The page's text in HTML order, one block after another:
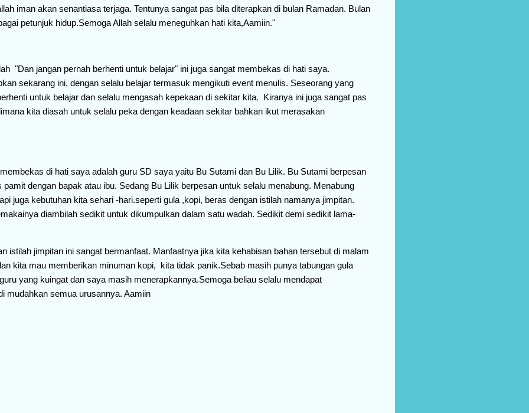
iman akan senantiasa terjaga. Tentunya sangat pas bila diterapkan di bulan Ramadan. Bulan
petunjuk hidup.Semoga Allah selalu meneguhkan hati kita,Aamiin."
"Dan jangan pernah berhenti untuk belajar" ini juga sangat membekas di hati saya.
sekarang ini, dengan selalu belajar termasuk mengikuti event menulis. Seseorang yang
untuk belajar dan selalu mengasah kepekaan di sekitar kita. Kiranya ini juga sangat pas
kita diasah untuk selalu peka dengan keadaan sekitar bahkan ikut merasakan
di hati saya adalah guru SD saya yaitu Bu Sutami dan Bu Lilik. Bu Sutami berpesan
pamit dengan bapak atau ibu. Sedang Bu Lilik berpesan untuk selalu menabung. Menabung
juga kebutuhan kita sehari -hari.seperti gula ,kopi, beras dengan istilah namanya jimpitan.
diambilah sedikit untuk dikumpulkan dalam satu wadah. Sedikit demi sedikit lama-
istilah jimpitan ini sangat bermanfaat. Manfaatnya jika kita kehabisan bahan tersebut di malam
kita mau memberikan minuman kopi, kita tidak panik.Sebab masih punya tabungan gula
yang kuingat dan saya masih menerapkannya.Semoga beliau selalu mendapat
mudahkan semua urusannya. Aamiin